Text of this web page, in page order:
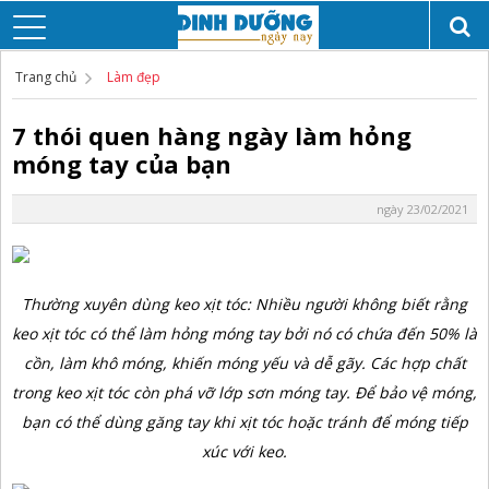
Trang chủ Làm đẹp
7 thói quen hàng ngày làm hỏng
móng tay của bạn
ngày 23/02/2021
Thường xuyên dùng keo xịt tóc: Nhiều người không biết rằng
keo xịt tóc có thể làm hỏng móng tay bởi nó có chứa đến 50% là
cồn, làm khô móng, khiến móng yếu và dễ gãy. Các hợp chất
trong keo xịt tóc còn phá vỡ lớp sơn móng tay. Để bảo vệ móng,
bạn có thể dùng găng tay khi xịt tóc hoặc tránh để móng tiếp
xúc với keo.